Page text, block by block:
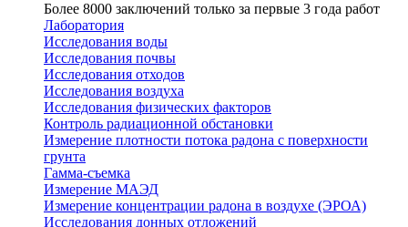
Более 8000 заключений только за первые 3 года работ
Лаборатория
Исследования воды
Исследования почвы
Исследования отходов
Исследования воздуха
Исследования физических факторов
Контроль радиационной обстановки
Измерение плотности потока радона с поверхности
грунта
Гамма-съемка
Измерение МАЭД
Измерение концентрации радона в воздухе (ЭРОА)
Исследования донных отложений